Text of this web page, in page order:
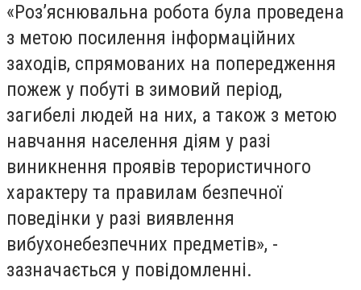
«Роз’яснювальна робота була проведена
з метою посилення інформаційних
заходів, спрямованих на попередження
пожеж у побуті в зимовий період,
загибелі людей на них, а також з метою
навчання населення діям у разі
виникнення проявів терористичного
характеру та правилам безпечної
поведінки у разі виявлення
вибухонебезпечних предметів», -
зазначається у повідомленні.